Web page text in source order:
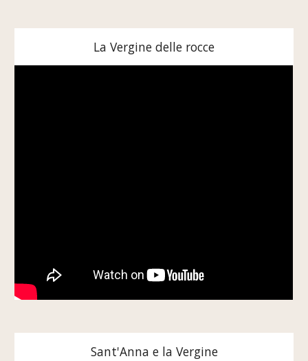
La Vergine delle rocce
Sant'Anna e la Vergine